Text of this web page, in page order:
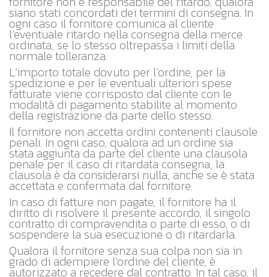
siano stati concordati dei termini di consegna. In
ogni caso il fornitore comunica al cliente
l’eventuale ritardo nella consegna della merce
ordinata, se lo stesso oltrepassa i limiti della
normale tolleranza.
L’importo totale dovuto per l’ordine, per la
spedizione e per le eventuali ulteriori spese
fatturate viene corrisposto dal cliente con le
modalità di pagamento stabilite al momento
della registrazione da parte dello stesso.
Il fornitore non accetta ordini contenenti clausole
penali. In ogni caso, qualora ad un ordine sia
stata aggiunta da parte del cliente una clausola
penale per il caso di ritardata consegna, la
clausola è da considerarsi nulla, anche se è stata
accettata e confermata dal fornitore.
In caso di fatture non pagate, il fornitore ha il
diritto di risolvere il presente accordo, il singolo
contratto di compravendita o parte di esso, o di
sospendere la sua esecuzione o di ritardarla.
Qualora il fornitore senza sua colpa non sia in
grado di adempiere l’ordine del cliente, è
autorizzato a recedere dal contratto. In tal caso, il